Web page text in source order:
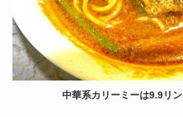
中華系カリーミーは9.9リン